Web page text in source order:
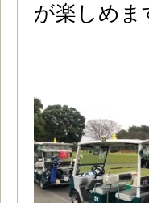
が楽しめま